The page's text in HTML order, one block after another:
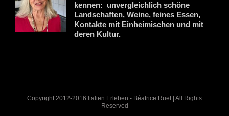
kennen: unvergleichlich schöne
Landschaften, Weine, feines Essen,
Kontakte mit Einheimischen und mit
deren Kultur.
Copyright 2012-2016 Italien Erleben - Béatrice Ruef | All Rights
Reserved